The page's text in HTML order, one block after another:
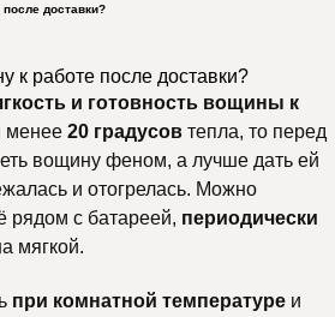
доставки?
к работе после доставки?
и готовность вощины к
менее 20 градусов тепла, то перед
вощину феном, а лучше дать ей
и отогрелась. Можно
рядом с батареей, периодически
мягкой.
при комнатной температуре и